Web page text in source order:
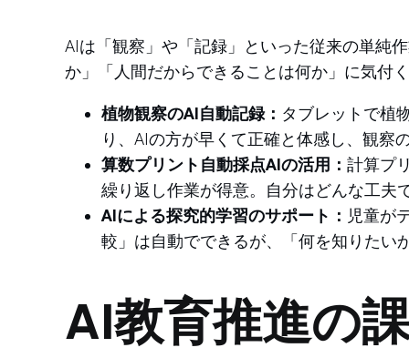
AIは「観察」や「記録」といった従来の単純
か」「人間だからできることは何か」に気付
植物観察のAI自動記録： タブレットで植
り、AIの方が早くて正確と体感し、観察
算数プリント自動採点AIの活用： 計算プ
繰り返し作業が得意。自分はどんな工夫
AIによる探究的学習のサポート： 児童が
較」は自動でできるが、「何を知りたい
AI教育推進の